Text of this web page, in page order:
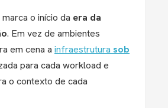
o início da era da
. Em vez de ambientes
em cena a infraestrutura sob
para cada workload e
o contexto de cada